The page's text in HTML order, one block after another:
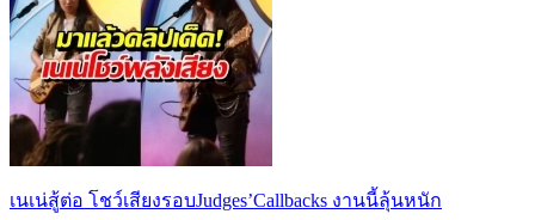
เนเน่สู้ต่อ โชว์เสียงรอบJudges’Callbacks งานนี้ลุ้นหนัก